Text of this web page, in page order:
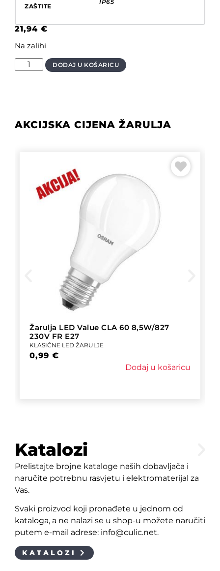
ZAŠTITE
IP65
21,94 €
Na zalihi
DODAJ U KOŠARICU
AKCIJSKA CIJENA ŽARULJA
Žarulja LED Value CLA 60 8,5W/827
230V FR E27
KLASIČNE LED ŽARULJE
0,99 €
Dodaj u košaricu
Katalozi
Prelistajte brojne kataloge naših dobavljača i
naručite potrebnu rasvjetu i elektromaterijal za
Vas.
Svaki proizvod koji pronađete u jednom od
kataloga, a ne nalazi se u shop-u možete naručiti
putem e-mail adrese: info@culic.net.
KATALOZI